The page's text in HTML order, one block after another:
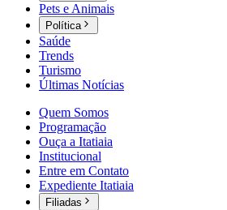
Pets e Animais
Política
Saúde
Trends
Turismo
Últimas Notícias
Quem Somos
Programação
Ouça a Itatiaia
Institucional
Entre em Contato
Expediente Itatiaia
Filiadas